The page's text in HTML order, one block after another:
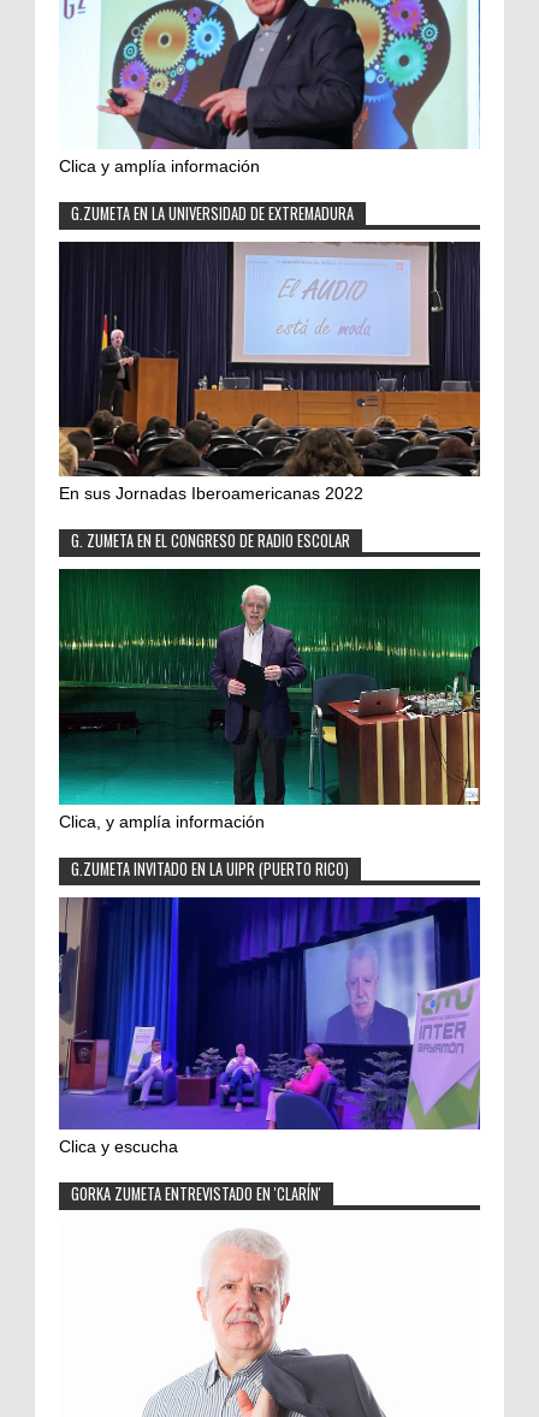
Clica y amplía información
G.ZUMETA EN LA UNIVERSIDAD DE EXTREMADURA
En sus Jornadas Iberoamericanas 2022
G. ZUMETA EN EL CONGRESO DE RADIO ESCOLAR
Clica, y amplía información
G.ZUMETA INVITADO EN LA UIPR (PUERTO RICO)
Clica y escucha
GORKA ZUMETA ENTREVISTADO EN 'CLARÍN'